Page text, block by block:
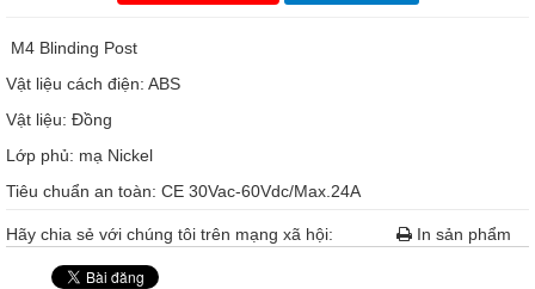
M4 Blinding Post
Vật liệu cách điện: ABS
Vật liệu: Đồng
Lớp phủ: mạ Nickel
Tiêu chuẩn an toàn: CE 30Vac-60Vdc/Max.24A
In sản phẩm
Hãy chia sẻ với chúng tôi trên mạng xã hội: